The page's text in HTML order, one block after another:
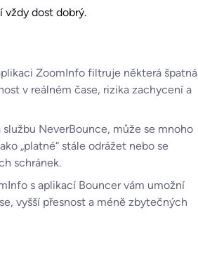
vždy dost dobrý.
ZoomInfo filtruje některá špatná
v reálném čase, rizika zachycení a
službu NeverBounce, může se mnoho
„platné“ stále odrážet nebo se
schránek.
s aplikací Bouncer vám umožní
vyšší přesnost a méně zbytečných